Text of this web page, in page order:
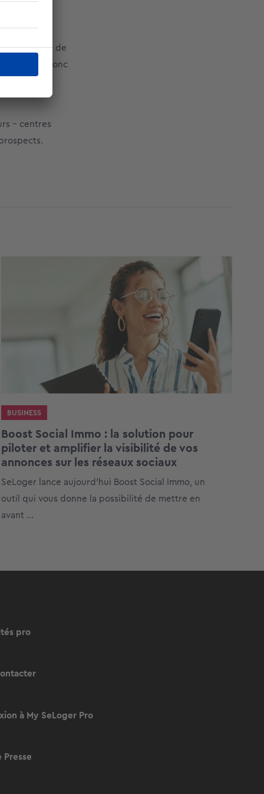
n’ont pas
son moteur de
Pensez donc
liens
– centres
BUSINESS
Boost Social Immo : la solution pour
piloter et amplifier la visibilité de vos
annonces sur les réseaux sociaux
SeLoger lance aujourd’hui Boost Social Immo, un
outil qui vous donne la possibilité de mettre en
avant ...
pro
à My SeLoger Pro
Presse